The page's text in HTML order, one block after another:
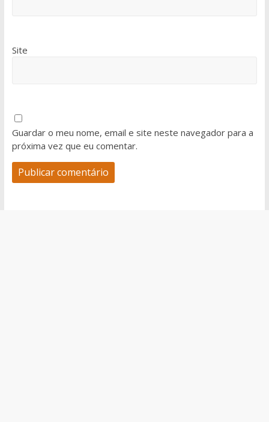
Site
Guardar o meu nome, email e site neste navegador para a
próxima vez que eu comentar.